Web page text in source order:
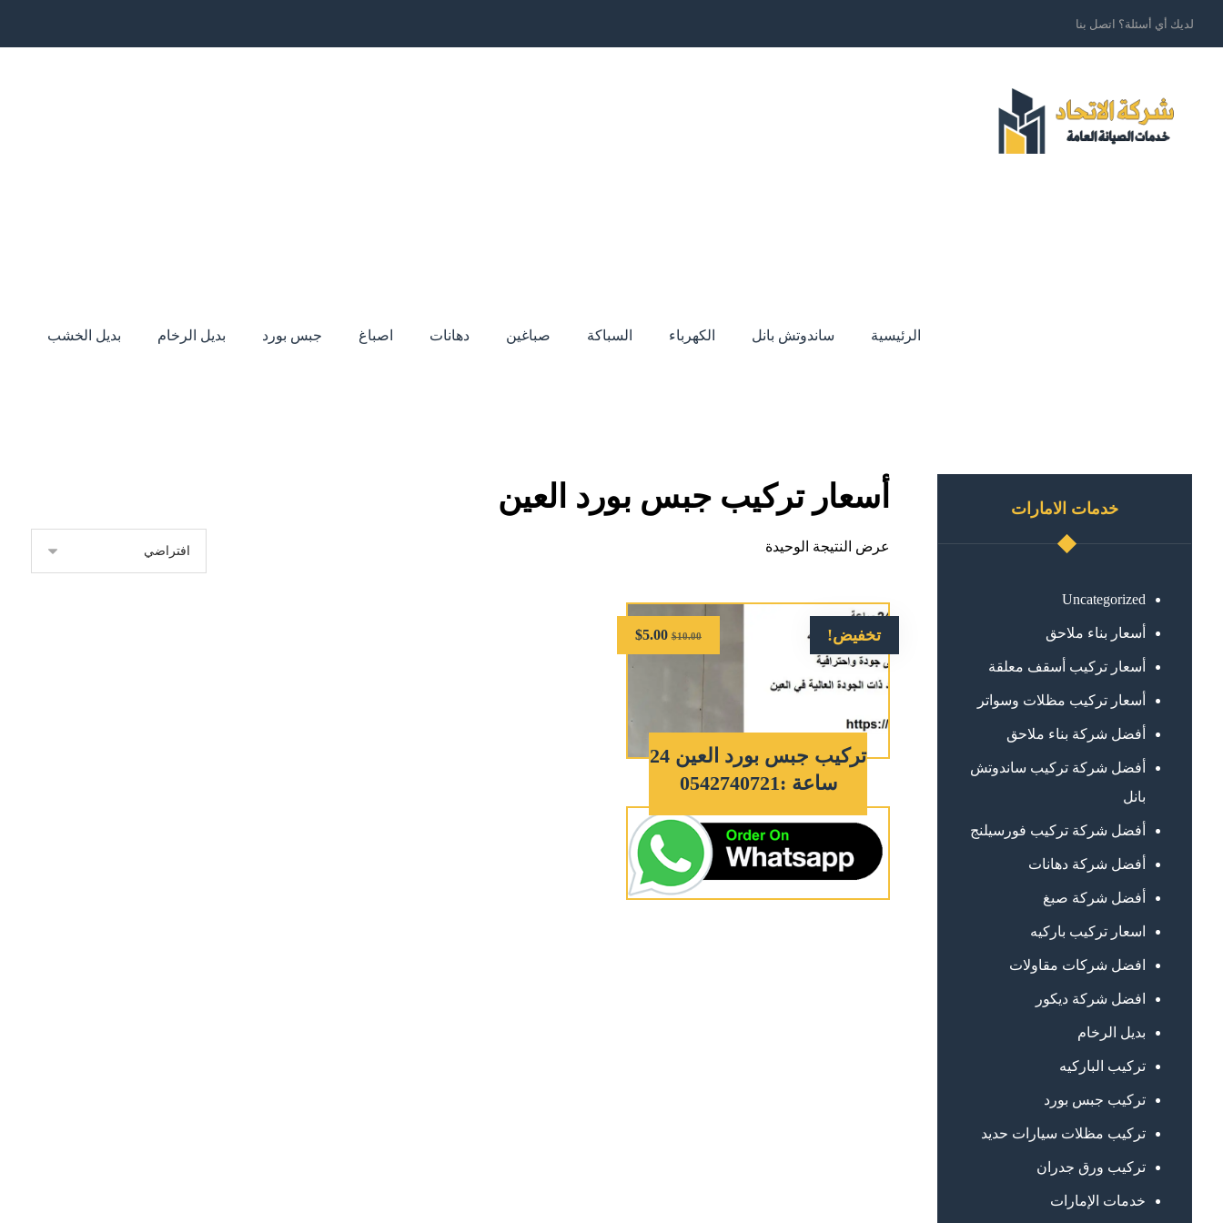
لديك أي أسئلة؟ اتصل بنا
الرئيسية ساندوتش بانل الكهرباء السباكة صباغين دهانات اصباغ جبس بورد بديل الرخام بديل الخشب
أسعار تركيب جبس بورد العين
عرض النتيجة الوحيدة
تخفيض!
تركيب جبس بورد العين 24
ساعة :0542740721
$10.00
$5.00
خدمات الامارات
Uncategorized
أسعار بناء ملاحق
أسعار تركيب أسقف معلقة
أسعار تركيب مظلات وسواتر
أفضل شركة بناء ملاحق
أفضل شركة تركيب ساندوتش
بانل
أفضل شركة تركيب فورسيلنج
أفضل شركة دهانات
أفضل شركة صبغ
اسعار تركيب باركيه
افضل شركات مقاولات
افضل شركة ديكور
بديل الرخام
تركيب الباركيه
تركيب جبس بورد
تركيب مظلات سيارات حديد
تركيب ورق جدران
خدمات الإمارات